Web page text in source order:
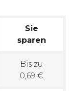
Sie
sparen
Bis zu
0,69 €